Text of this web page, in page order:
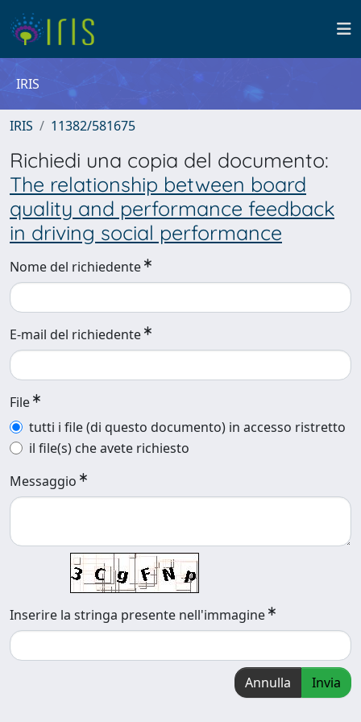
IRIS
IRIS 11382/581675
Richiedi una copia del documento:
The relationship between board
quality and performance feedback
in driving social performance
Nome del richiedente
E-mail del richiedente
File
tutti i file (di questo documento) in accesso ristretto
il file(s) che avete richiesto
Messaggio
Inserire la stringa presente nell'immagine
Annulla Invia